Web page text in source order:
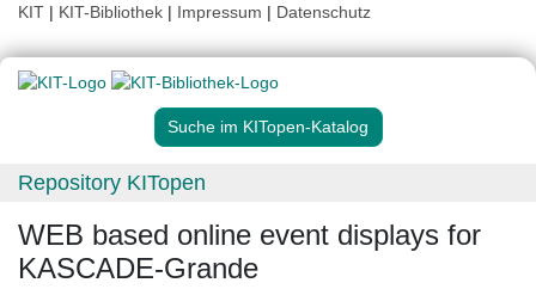
KIT | KIT-Bibliothek | Impressum | Datenschutz
Suche im KITopen-Katalog
Repository KITopen
WEB based online event displays for
KASCADE-Grande